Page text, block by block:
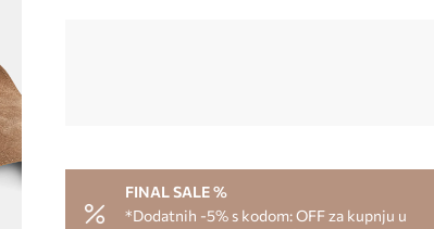
FINAL SALE %
*Dodatnih -5% s kodom: OFF za kupnju u